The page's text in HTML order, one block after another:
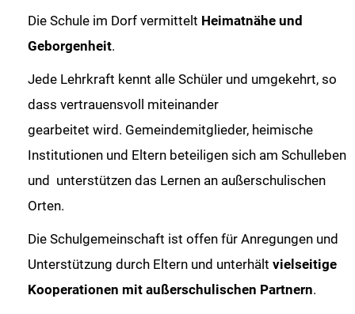
Die Schule im Dorf vermittelt Heimatnähe und
Geborgenheit.
Jede Lehrkraft kennt alle Schüler und umgekehrt, so
dass vertrauensvoll miteinander
gearbeitet wird. Gemeindemitglieder, heimische
Institutionen und Eltern beteiligen sich am Schulleben
und unterstützen das Lernen an außerschulischen
Orten.
Die Schulgemeinschaft ist offen für Anregungen und
Unterstützung durch Eltern und unterhält vielseitige
Kooperationen mit außerschulischen Partnern.